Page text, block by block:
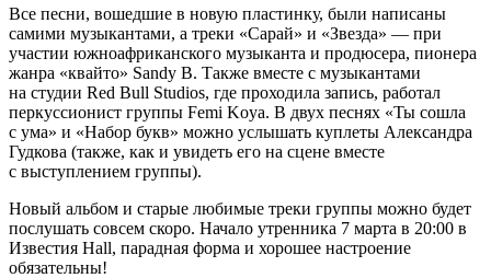
Все песни, вошедшие в новую пластинку, были написаны
самими музыкантами, а треки «Сарай» и «Звезда» — при
участии южноафриканского музыканта и продюсера, пионера
жанра «квайто» Sandy B. Также вместе с музыкантами
на студии Red Bull Studios, где проходила запись, работал
перкуссионист группы Femi Koya. В двух песнях «Ты сошла
с ума» и «Набор букв» можно услышать куплеты Александра
Гудкова (также, как и увидеть его на сцене вместе
с выступлением группы).
Новый альбом и старые любимые треки группы можно будет
послушать совсем скоро. Начало утренника 7 марта в 20:00 в
Известия Hall, парадная форма и хорошее настроение
обязательны!